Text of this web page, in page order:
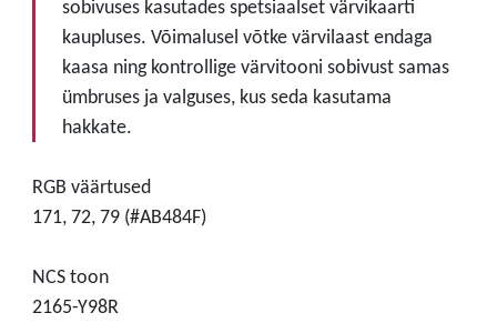
sobivuses kasutades spetsiaalset värvikaarti
kaupluses. Võimalusel võtke värvilaast endaga
kaasa ning kontrollige värvitooni sobivust samas
ümbruses ja valguses, kus seda kasutama
hakkate.
RGB väärtused
171, 72, 79 (#AB484F)
NCS toon
2165-Y98R